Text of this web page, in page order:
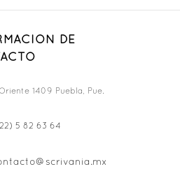
DE
1409 Puebla, Pue.
5 82 63 64